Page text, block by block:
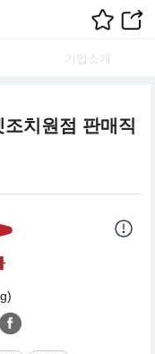
기업소개
치원점 판매직